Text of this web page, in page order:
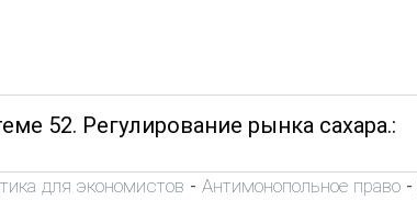
52. Регулирование рынка сахара.:
для экономистов - Антимонопольное право-